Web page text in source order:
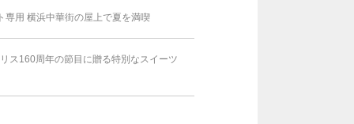
用 横浜中華街の屋上で夏を満喫
ス160周年の節目に贈る特別なスイーツ